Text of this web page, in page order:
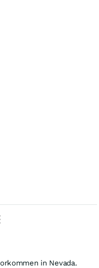
in Nevada.